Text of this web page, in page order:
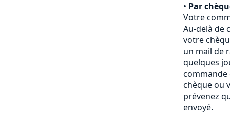
• Par
Votre
Au-delà de
votre
un mail de
quelques
chèque ou
prévenez
envoyé.